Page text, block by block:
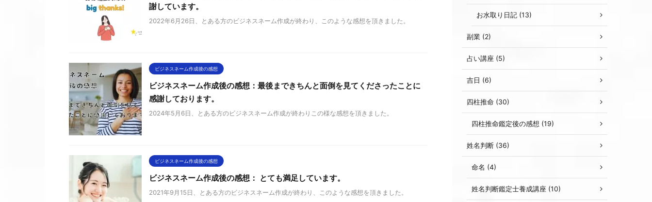
謝しています。
2022年6月26日、とある方のビジネスネーム作成が終わり、このような感想を頂きました。
ビジネスネーム作成後の感想
ビジネスネーム作成後の感想：最後まできちんと面倒を見てくださったことに
感謝しております。
2024年5月6日、とある方のビジネスネーム作成が終わりこの様な感想を頂きました。
ビジネスネーム作成後の感想
ビジネスネーム作成後の感想： とても満足しています。
2021年9月15日、とある方のビジネスネーム作成が終わり、このような感想を頂きました。
お水取り日記 (13)
副業 (2)
占い講座 (5)
吉日 (6)
四柱推命 (30)
四柱推命鑑定後の感想 (19)
姓名判断 (36)
命名 (4)
姓名判断鑑定士養成講座 (10)